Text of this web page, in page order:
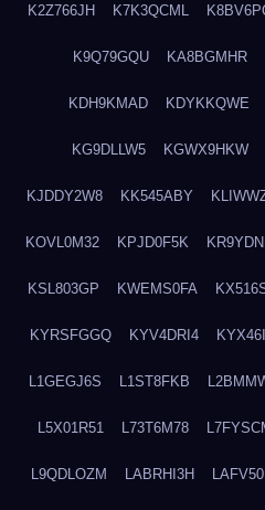
K2Z766JH K7K3QCML
K9Q79GQU KA8BGMHR
KDH9KMAD KDYKKQWE
KG9DLLW5 KGWX9HKW
KJDDY2W8 KK545ABY
KOVL0M32 KPJD0F5K
KSL803GP KWEMS0FA
KYRSFGGQ KYV4DRI4
L1GEGJ6S L1ST8FKB
L5X01R51 L73T6M78
L9QDLOZM LABRHI3H